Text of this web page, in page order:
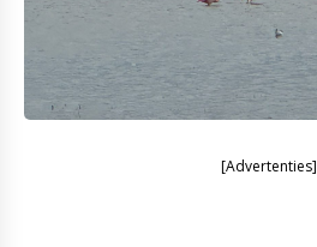
[Advertenties]